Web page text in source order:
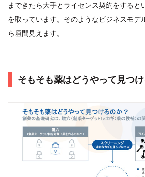
まできたら大手とライセンス契約をすると
を取っています。そのようなビジネスモデ
ら垣間見えます。
そもそも薬はどうやって見つけ